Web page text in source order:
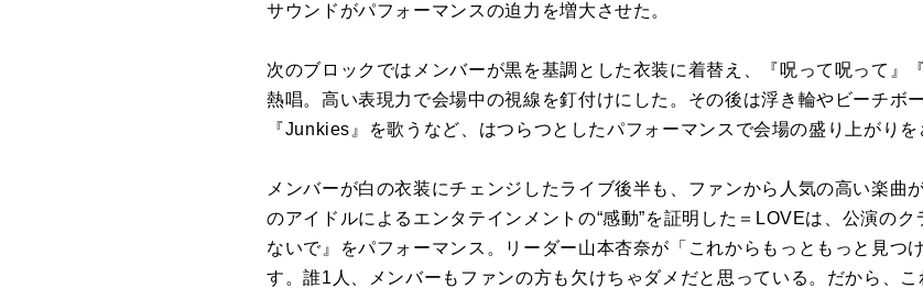
サウンドがパフォーマンスの迫力を増大させた。
次のブロックではメンバーが黒を基調とした衣装に着替え、『呪って呪って』
熱唱。高い表現力で会場中の視線を釘付けにした。その後は浮き輪やビーチボ
『Junkies』を歌うなど、はつらつとしたパフォーマンスで会場の盛り上がりを
メンバーが白の衣装にチェンジしたライブ後半も、ファンから人気の高い楽曲
のアイドルによるエンタテインメントの“感動”を証明した＝LOVEは、公演の
ないで』をパフォーマンス。リーダー山本杏奈が「これからもっともっと見つ
す。誰1人、メンバーもファンの方も欠けちゃダメだと思っている。だから、